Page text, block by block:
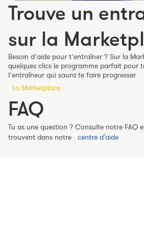
Trouve un
sur la
Besoin d’aide pour t’entraîner ? Sur la
quelques clics le programme parfait pour
l’entraîneur qui saura te faire progresser.
La Marketplace
FAQ
Tu as une question ? Consulte notre FAQ
trouvent dans notre
centre d'aide